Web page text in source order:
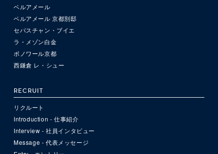
ベルアメール
ベルアメール 京都別邸
セバスチャン・ブイエ
ラ・メゾン白金
ボノワール京都
西鎌倉 レ・シュー
RECRUIT
リクルート
Introduction - 仕事紹介
Interview - 社員インタビュー
Message - 代表メッセージ